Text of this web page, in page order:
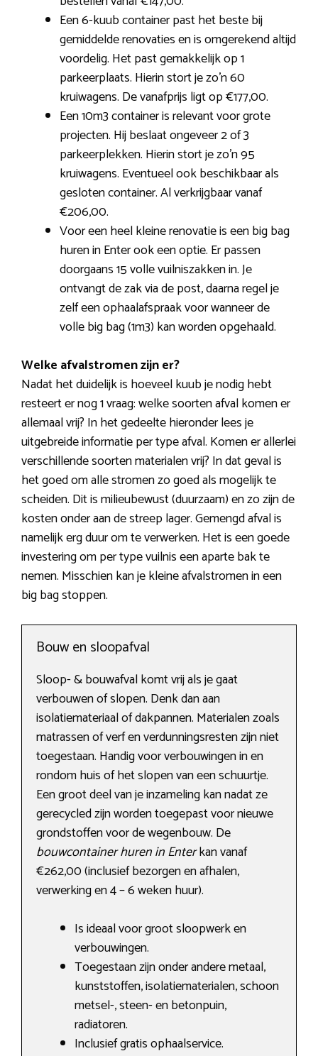
Een 6-kuub container past het beste bij
gemiddelde renovaties en is omgerekend altijd
voordelig. Het past gemakkelijk op 1
parkeerplaats. Hierin stort je zo’n 60
kruiwagens. De vanafprijs ligt op €177,00.
Een 10m3 container is relevant voor grote
projecten. Hij beslaat ongeveer 2 of 3
parkeerplekken. Hierin stort je zo’n 95
kruiwagens. Eventueel ook beschikbaar als
gesloten container. Al verkrijgbaar vanaf
€206,00.
Voor een heel kleine renovatie is een big bag
huren in Enter ook een optie. Er passen
doorgaans 15 volle vuilniszakken in. Je
ontvangt de zak via de post, daarna regel je
zelf een ophaalafspraak voor wanneer de
volle big bag (1m3) kan worden opgehaald.
Welke afvalstromen zijn er?
Nadat het duidelijk is hoeveel kuub je nodig hebt
resteert er nog 1 vraag: welke soorten afval komen er
allemaal vrij? In het gedeelte hieronder lees je
uitgebreide informatie per type afval. Komen er allerlei
verschillende soorten materialen vrij? In dat geval is
het goed om alle stromen zo goed als mogelijk te
scheiden. Dit is milieubewust (duurzaam) en zo zijn de
kosten onder aan de streep lager. Gemengd afval is
namelijk erg duur om te verwerken. Het is een goede
investering om per type vuilnis een aparte bak te
nemen. Misschien kan je kleine afvalstromen in een
big bag stoppen.
Bouw en sloopafval
Sloop- & bouwafval komt vrij als je gaat
verbouwen of slopen. Denk dan aan
isolatiemateriaal of dakpannen. Materialen zoals
matrassen of verf en verdunningsresten zijn niet
toegestaan. Handig voor verbouwingen in en
rondom huis of het slopen van een schuurtje.
Een groot deel van je inzameling kan nadat ze
gerecycled zijn worden toegepast voor nieuwe
grondstoffen voor de wegenbouw. De
bouwcontainer huren in Enterkan vanaf
€262,00 (inclusief bezorgen en afhalen,
verwerking en 4 – 6 weken huur).
Is ideaal voor groot sloopwerk en
verbouwingen.
Toegestaan zijn onder andere metaal,
kunststoffen, isolatiematerialen, schoon
metsel-, steen- en betonpuin,
radiatoren.
Inclusief gratis ophaalservice.